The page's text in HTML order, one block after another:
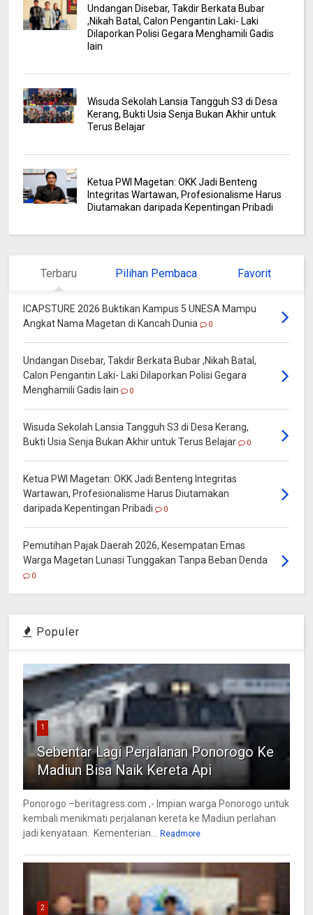
Undangan Disebar, Takdir Berkata Bubar
,Nikah Batal, Calon Pengantin Laki- Laki
Dilaporkan Polisi Gegara Menghamili Gadis
lain
Wisuda Sekolah Lansia Tangguh S3 di Desa
Kerang, Bukti Usia Senja Bukan Akhir untuk
Terus Belajar
Ketua PWI Magetan: OKK Jadi Benteng
Integritas Wartawan, Profesionalisme Harus
Diutamakan daripada Kepentingan Pribadi
Terbaru Pilihan Pembaca Favorit
ICAPSTURE 2026 Buktikan Kampus 5 UNESA Mampu
Angkat Nama Magetan di Kancah Dunia
0
Undangan Disebar, Takdir Berkata Bubar ,Nikah Batal,
Calon Pengantin Laki- Laki Dilaporkan Polisi Gegara
Menghamili Gadis lain
0
Wisuda Sekolah Lansia Tangguh S3 di Desa Kerang,
Bukti Usia Senja Bukan Akhir untuk Terus Belajar
0
Ketua PWI Magetan: OKK Jadi Benteng Integritas
Wartawan, Profesionalisme Harus Diutamakan
daripada Kepentingan Pribadi
0
Pemutihan Pajak Daerah 2026, Kesempatan Emas
Warga Magetan Lunasi Tunggakan Tanpa Beban Denda
0
Populer
1
Sebentar Lagi Perjalanan Ponorogo Ke
Madiun Bisa Naik Kereta Api
Ponorogo –beritagress.com ,- Impian warga Ponorogo untuk
kembali menikmati perjalanan kereta ke Madiun perlahan
jadi kenyataan. Kementerian... Readmore
2